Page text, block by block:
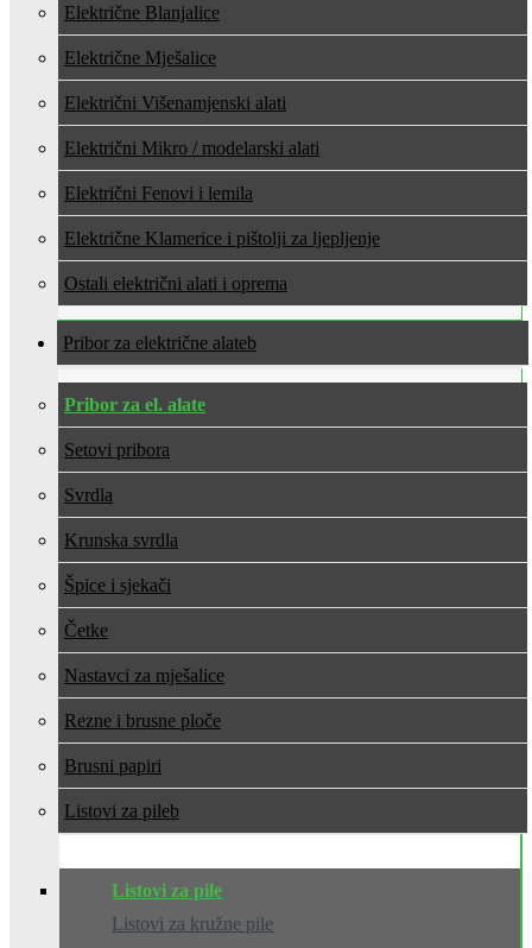
Električne Blanjalice
Električne Mješalice
Električni Višenamjenski alati
Električni Mikro / modelarski alati
Električni Fenovi i lemila
Električne Klamerice i pištolji za ljepljenje
Ostali električni alati i oprema
Pribor za električne alate
Pribor za el. alate
Setovi pribora
Svrdla
Krunska svrdla
Špice i sjekači
Četke
Nastavci za mješalice
Rezne i brusne ploče
Brusni papiri
Listovi za pile
Listovi za pile
Listovi za kružne pile